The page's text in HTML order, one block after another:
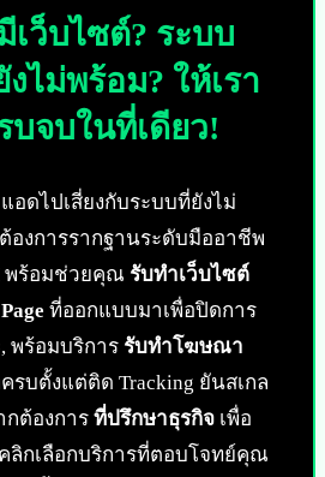
เว็บไซต์? ระบบ
ไม่พร้อม? ให้เรา
บจบในที่เดียว!
อดไปเสี่ยงกับระบบที่ยังไม่
งการรากฐานระดับมืออาชีพ
พร้อมช่วยคุณ รับทำเว็บไซต์
ที่ออกแบบมาเพื่อปิดการ
พร้อมบริการ รับทำโฆษณา
รบตั้งแต่ติด Tracking ยันสเกล
ต้องการ ที่ปรึกษาธุรกิจ เพื่อ
ลิกเลือกบริการที่ตอบโจทย์คุณ